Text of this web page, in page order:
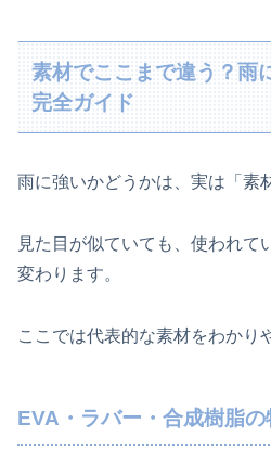
素材でここまで違う？雨
完全ガイド
雨に強いかどうかは、実は「素
見た目が似ていても、使われて
変わります。
ここでは代表的な素材をわかり
EVA・ラバー・合成樹脂の